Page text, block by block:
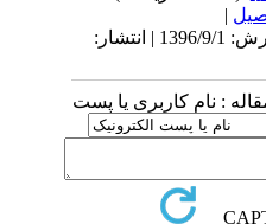
|
دریافت: 1387/11/6 | پذیرش: 1396/9/1 | انتشار:
: نام کاربری یا پست